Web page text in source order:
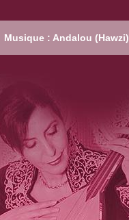
Musique : Andalou (Hawzi)